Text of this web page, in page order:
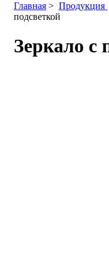
Главная > Продукция
подсветкой
Зеркало с